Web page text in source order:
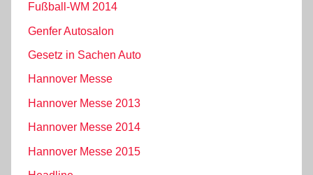
Fußball-WM 2014
Genfer Autosalon
Gesetz in Sachen Auto
Hannover Messe
Hannover Messe 2013
Hannover Messe 2014
Hannover Messe 2015